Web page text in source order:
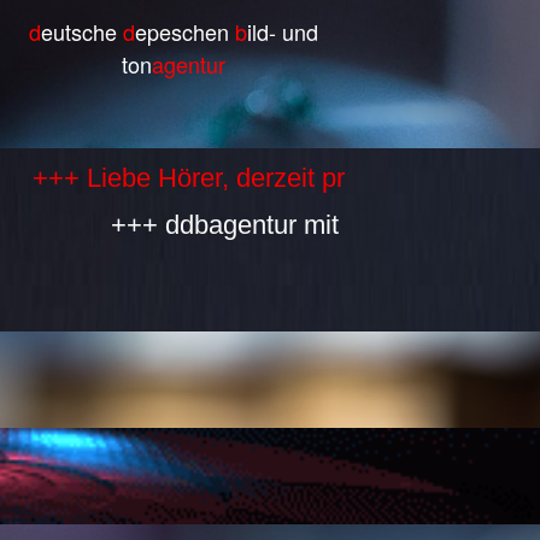
deutschedepeschen bild- und
tonagentur
Hörer, derzeit produzieren wir selbst
+++ ddbagentur mit allen Bestandteilen